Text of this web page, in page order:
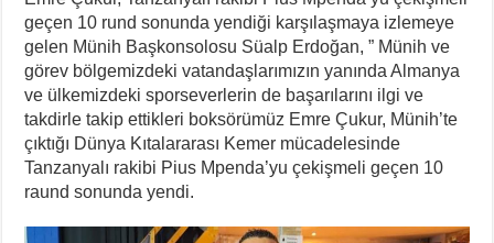
geçen 10 rund sonunda yendiği karşılaşmaya izlemeye
gelen Münih Başkonsolosu Süalp Erdoğan, ” Münih ve
görev bölgemizdeki vatandaşlarımızın yanında Almanya
ve ülkemizdeki sporseverlerin de başarılarını ilgi ve
takdirle takip ettikleri boksörümüz Emre Çukur, Münih’te
çıktığı Dünya Kıtalararası Kemer mücadelesinde
Tanzanyalı rakibi Pius Mpenda’yu çekişmeli geçen 10
raund sonunda yendi.